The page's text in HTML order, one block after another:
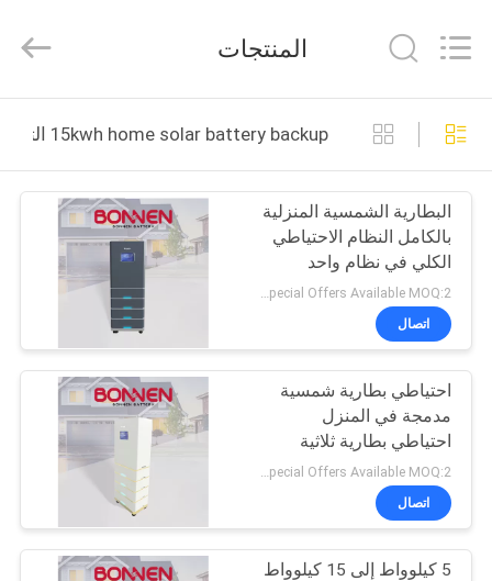
منزل
المنتجات
حول
جولة
المعمل
ضبط
الجودة
Technology
Rights
المنتجات
15kwh home solar battery backup التصنيع عبر الإنترنت
البطارية الشمسية المنزلية
بالكامل النظام الاحتياطي
الكلي في نظام واحد
بطارية تخزين عالية الجهد
15Kwh إلى 35Kwh
Special Offers Available MOQ:2 وحدة
اتصال
احتياطي بطارية شمسية
مدمجة في المنزل
احتياطي بطارية ثلاثية
المراحل 15 كيلوواط - 35
كيلوواط لتخزين الطاقة
السكنية
اتصال
5 كيلوواط إلى 15 كيلوواط